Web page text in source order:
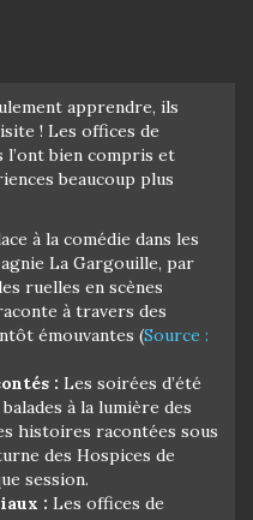
apprendre, ils
! Les offices de
l’ont bien compris et
beaucoup plus
à la comédie dans les
La Gargouille, par
ruelles en scènes
à travers des
émouvantes (Source :
: Les soirées d’été
à la lumière des
histoires racontées sous
des Hospices de
session.
: Les offices de